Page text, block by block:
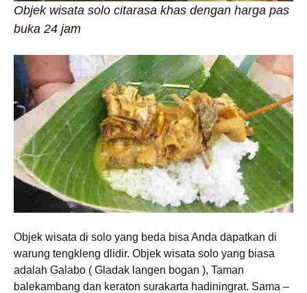
Objek wisata solo citarasa khas dengan harga pas
buka 24 jam
Objek wisata di solo yang beda bisa Anda dapatkan di
warung tengkleng dlidir. Objek wisata solo yang biasa
adalah Galabo ( Gladak langen bogan ), Taman
balekambang dan keraton surakarta hadiningrat. Sama –